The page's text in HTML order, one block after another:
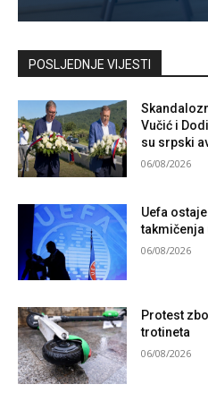
Kontaktirajte nas
POSLJEDNJE VIJESTI
Vučić i
su srpski
06/08/2026
Uefa
takmičenja
06/08/2026
Protest
trotineta
06/08/2026